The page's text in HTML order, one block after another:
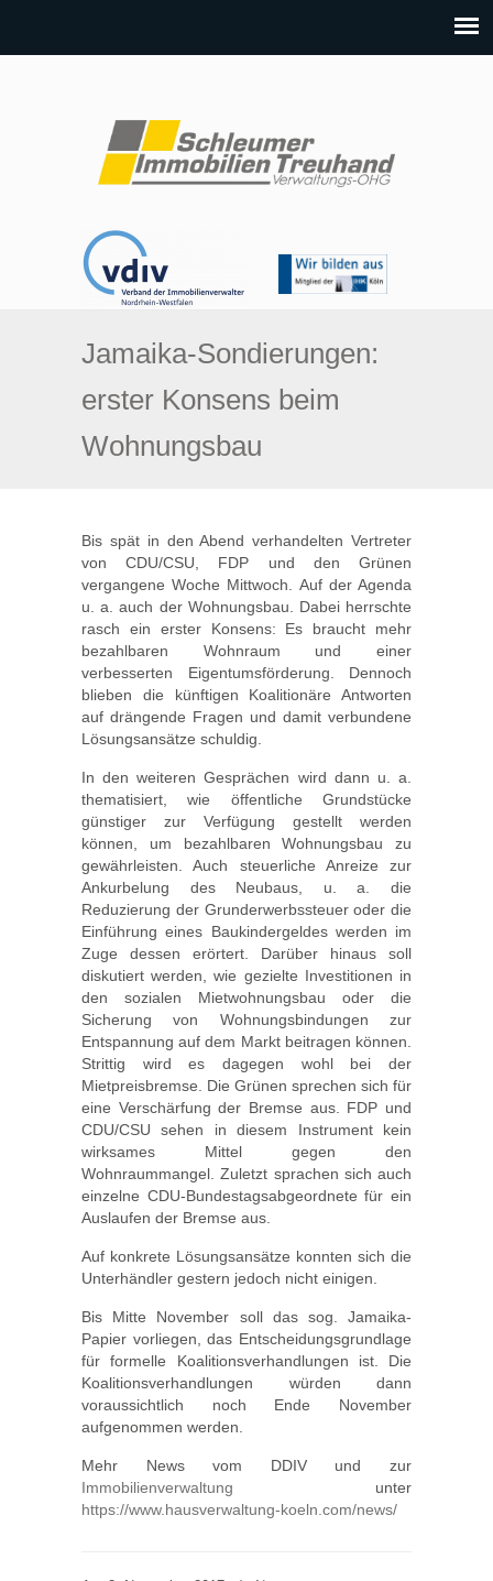
Jamaika-Sondierungen:
erster Konsens beim
Wohnungsbau
Bis spät in den Abend verhandelten Vertreter
von CDU/CSU, FDP und den Grünen
vergangene Woche Mittwoch. Auf der Agenda
u. a. auch der Wohnungsbau. Dabei herrschte
rasch ein erster Konsens: Es braucht mehr
bezahlbaren Wohnraum und einer
verbesserten Eigentumsförderung. Dennoch
blieben die künftigen Koalitionäre Antworten
auf drängende Fragen und damit verbundene
Lösungsansätze schuldig.
In den weiteren Gesprächen wird dann u. a.
thematisiert, wie öffentliche Grundstücke
günstiger zur Verfügung gestellt werden
können, um bezahlbaren Wohnungsbau zu
gewährleisten. Auch steuerliche Anreize zur
Ankurbelung des Neubaus, u. a. die
Reduzierung der Grunderwerbssteuer oder die
Einführung eines Baukindergeldes werden im
Zuge dessen erörtert. Darüber hinaus soll
diskutiert werden, wie gezielte Investitionen in
den sozialen Mietwohnungsbau oder die
Sicherung von Wohnungsbindungen zur
Entspannung auf dem Markt beitragen können.
Strittig wird es dagegen wohl bei der
Mietpreisbremse. Die Grünen sprechen sich für
eine Verschärfung der Bremse aus. FDP und
CDU/CSU sehen in diesem Instrument kein
wirksames Mittel gegen den
Wohnraummangel. Zuletzt sprachen sich auch
einzelne CDU-Bundestagsabgeordnete für ein
Auslaufen der Bremse aus.
Auf konkrete Lösungsansätze konnten sich die
Unterhändler gestern jedoch nicht einigen.
Bis Mitte November soll das sog. Jamaika-
Papier vorliegen, das Entscheidungsgrundlage
für formelle Koalitionsverhandlungen ist. Die
Koalitionsverhandlungen würden dann
voraussichtlich noch Ende November
aufgenommen werden.
Mehr News vom DDIV und zur
Immobilienverwaltung unter
https://www.hausverwaltung-koeln.com/news/